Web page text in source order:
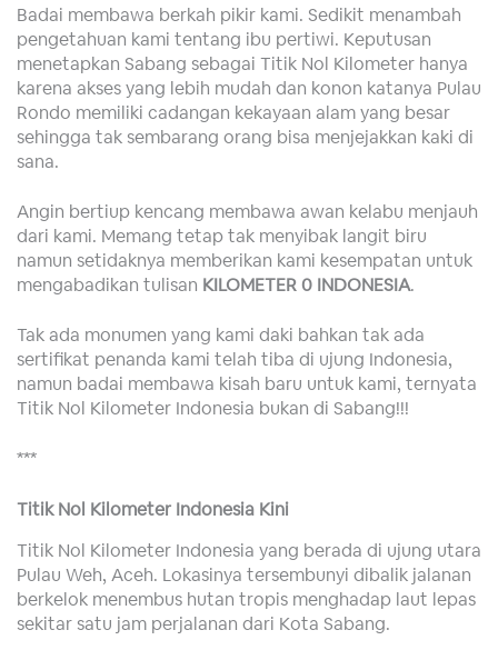
Badai membawa berkah pikir kami. Sedikit menambah
pengetahuan kami tentang ibu pertiwi. Keputusan
menetapkan Sabang sebagai Titik Nol Kilometer hanya
karena akses yang lebih mudah dan konon katanya Pulau
Rondo memiliki cadangan kekayaan alam yang besar
sehingga tak sembarang orang bisa menjejakkan kaki di
sana.
Angin bertiup kencang membawa awan kelabu menjauh
dari kami. Memang tetap tak menyibak langit biru
namun setidaknya memberikan kami kesempatan untuk
mengabadikan tulisan KILOMETER 0 INDONESIA.
Tak ada monumen yang kami daki bahkan tak ada
sertifikat penanda kami telah tiba di ujung Indonesia,
namun badai membawa kisah baru untuk kami, ternyata
Titik Nol Kilometer Indonesia bukan di Sabang!!!
***
Titik Nol Kilometer Indonesia Kini
Titik Nol Kilometer Indonesia yang berada di ujung utara
Pulau Weh, Aceh. Lokasinya tersembunyi dibalik jalanan
berkelok menembus hutan tropis menghadap laut lepas
sekitar satu jam perjalanan dari Kota Sabang.